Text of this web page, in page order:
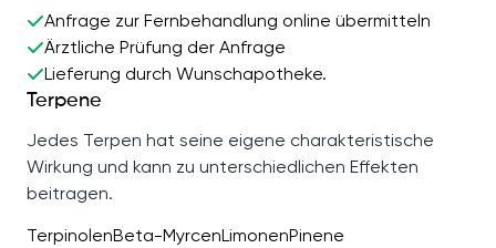
Anfrage zur Fernbehandlung online übermitteln
Ärztliche Prüfung der Anfrage
Lieferung durch Wunschapotheke.
Terpene
Jedes Terpen hat seine eigene charakteristische
Wirkung und kann zu unterschiedlichen Effekten
beitragen.
TerpinolenBeta-MyrcenLimonenPinene